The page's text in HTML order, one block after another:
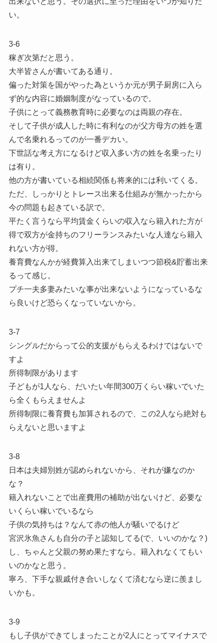
い。
3-6
稼ぎ次第だと思う。
大半皆さんが書いてある通り。
偏った対策を国がやった為というか元が男子厨房に入ら
ず的な内容に婚姻制度がなっているので。
子供にとって義務教育時に必要なのは両親の存在。
そして子供が成人した時に有利なのが父方母方の姓を選
んで名乗れるってのが一番デカい。
下世話な考え方になるけど収入多い方の姓を名乗ったり
は有り。
他の方が書いている相続関係も将来的には利いてくる。
ただ、しっかりとトレース出来る仕組みが無かったから
今の問題も起きている訳で。
平たく言うなら平均賃金くらいの収入なら籍入れた方が
得で双方が金持ちのフリーランスみたいな人達なら籍入
れない方が得。
養育費なんかが経費算入出来てしまいつつ節税&貯蓄出来
るって感じ。
プチ一夫多妻みたいな事が出来ないようになっているな
ら良いけど恐らくなっていないから。
3-7
シングルだからって公的支援がもらえるわけではないで
すよ
所得制限があります
子どもが1人なら、だいたい年間300万くらい稼いでいた
ら全くもらえませんよ
所得制限に養育費も加算されるので、この2人なら絶対も
らえないと思いますよ
3-8
日本は夫婦別姓が認められないから、それが嫌なのか
な？
籍入れないことで出産費用の補助が出ないけど、必要な
いくらい稼いでいるなら
子供の気持ちは？なんて赤の他人が騒いでるけど
宮沢氷魚さんも自分の子と認知してる(で、いいのかな？)
し、ちゃんと父親の努め果たすなら。籍入れなくてもい
いのかなと思う。
寧ろ、下手な親戚付き合いしなくて済むなら逆に羨まし
いかも。
3-9
もし子供ができてしまったことが2人にとってマイナスで